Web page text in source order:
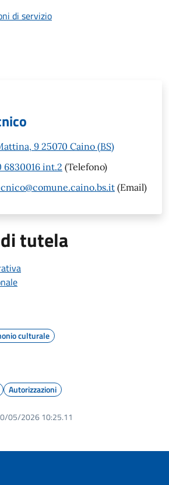
di servizio
9 25070 Caino (BS)
6830016 int.2 (Telefono)
(Email)
tutela
culturale
Autorizzazioni
05/2026 10:25.11